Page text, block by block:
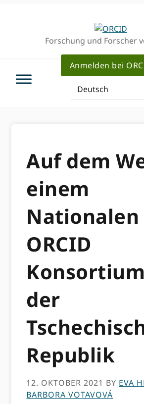
Forschung und Forscher
Anmelden bei
Auf dem
einem
Nationalen
ORCID
der
Republik
12. OKTOBER 2021 BY EVA
BARBORA VOTAVOVÁ